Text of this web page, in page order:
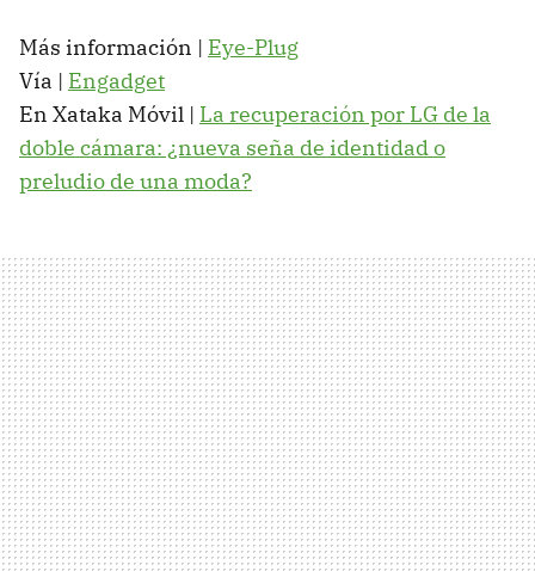
Más información | Eye-Plug
Vía | Engadget
En Xataka Móvil | La recuperación por LG de la
doble cámara: ¿nueva seña de identidad o
preludio de una moda?